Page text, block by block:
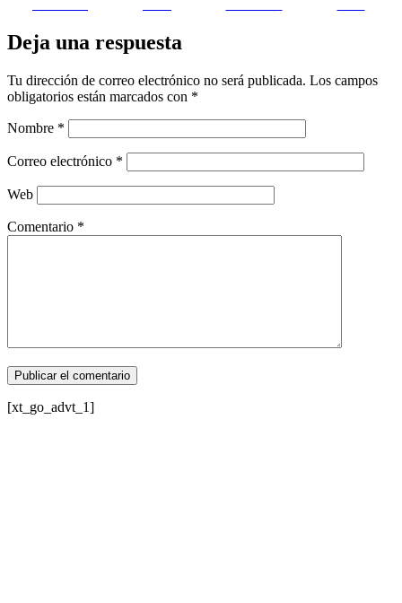
Deja una respuesta
Tu dirección de correo electrónico no será publicada. Los campos
obligatorios están marcados con *
Nombre *
Correo electrónico *
Web
Comentario *
[xt_go_advt_1]